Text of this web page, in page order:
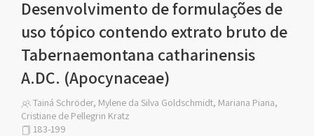
Desenvolvimento de formulações de
uso tópico contendo extrato bruto de
Tabernaemontana catharinensis
A.DC. (Apocynaceae)
Tainá Schröder, Mylene da Silva Goldschmidt, Mariana Piana,
Cristiane de Pellegrin Kratz
183-199